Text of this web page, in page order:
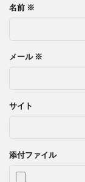
名前 ※
メール ※
サイト
添付ファイル